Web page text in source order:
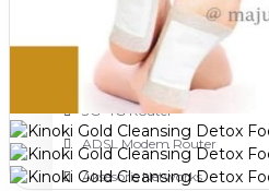
Tubuh
NETWORKING
3G-4G Router
ADSL Modem Router
Aksesoris Networks